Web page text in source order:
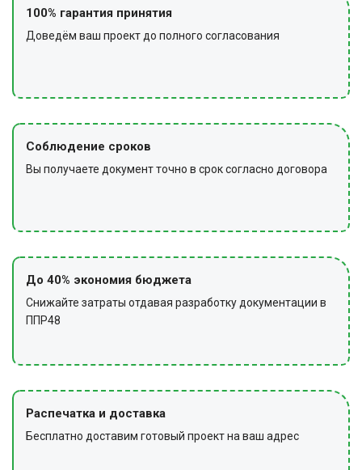
100% гарантия принятия
Доведём ваш проект до полного согласования
Соблюдение сроков
Вы получаете документ точно в срок согласно договора
До 40% экономия бюджета
Снижайте затраты отдавая разработку документации в
ППР48
Распечатка и доставка
Бесплатно доставим готовый проект на ваш адрес